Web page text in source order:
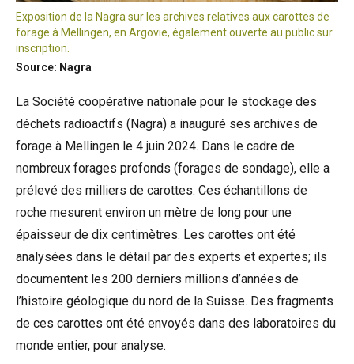
Exposition de la Nagra sur les archives relatives aux carottes de
forage à Mellingen, en Argovie, également ouverte au public sur
inscription.
Source: Nagra
La Société coopérative nationale pour le stockage des
déchets radioactifs (Nagra) a inauguré ses archives de
forage à Mellingen le 4 juin 2024. Dans le cadre de
nombreux forages profonds (forages de sondage), elle a
prélevé des milliers de carottes. Ces échantillons de
roche mesurent environ un mètre de long pour une
épaisseur de dix centimètres. Les carottes ont été
analysées dans le détail par des experts et expertes; ils
documentent les 200 derniers millions d’années de
l’histoire géologique du nord de la Suisse. Des fragments
de ces carottes ont été envoyés dans des laboratoires du
monde entier, pour analyse.